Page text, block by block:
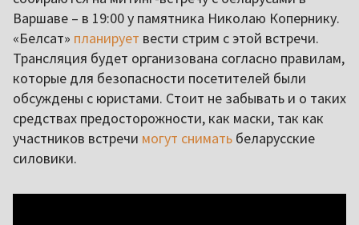
Варшаве – в 19:00 у памятника Николаю Копернику.
«Белсат» планирует вести стрим с этой встречи.
Трансляция будет организована согласно правилам,
которые для безопасности посетителей были
обсуждены с юристами. Стоит не забывать и о таких
средствах предосторожности, как маски, так как
участников встречи могут снимать беларусские
силовики.